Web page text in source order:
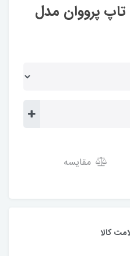
پرووان مدل
مقایسه
کالا